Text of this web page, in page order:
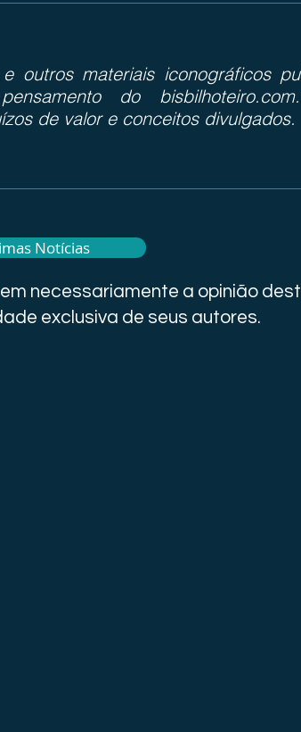
materiais iconográficos
do
de valor e conceitos divulgados.
Notícias
necessariamente a opinião
exclusiva de seus autores.